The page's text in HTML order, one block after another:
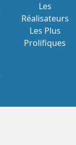
Les
Réalisateurs
Les Plus
Prolifiques